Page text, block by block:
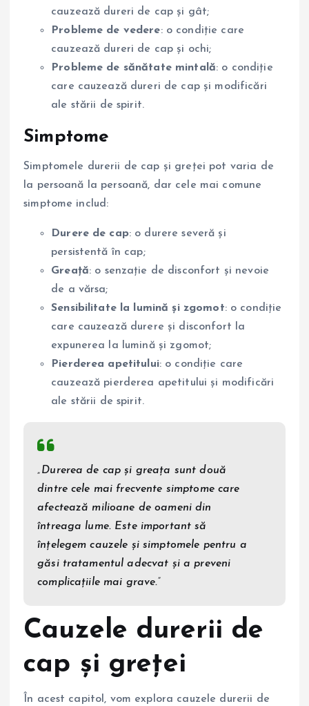
cauzează dureri de cap și gât;
Probleme de vedere: o condiție care
cauzează dureri de cap și ochi;
Probleme de sănătate mintală: o condiție
care cauzează dureri de cap și modificări
ale stării de spirit.
Simptome
Simptomele durerii de cap și greței pot varia de
la persoană la persoană, dar cele mai comune
simptome includ:
Durere de cap: o durere severă și
persistentă în cap;
Greață: o senzație de disconfort și nevoie
de a vărsa;
Sensibilitate la lumină și zgomot: o condiție
care cauzează durere și disconfort la
expunerea la lumină și zgomot;
Pierderea apetitului: o condiție care
cauzează pierderea apetitului și modificări
ale stării de spirit.
„Durerea de cap și greața sunt două
dintre cele mai frecvente simptome care
afectează milioane de oameni din
întreaga lume. Este important să
înțelegem cauzele și simptomele pentru a
găsi tratamentul adecvat și a preveni
complicațiile mai grave.”
Cauzele durerii de
cap și greței
În acest capitol, vom explora cauzele durerii de